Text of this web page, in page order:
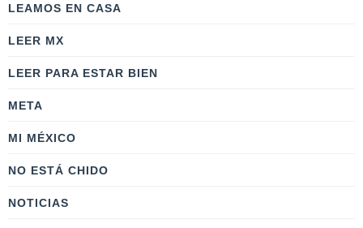
LEAMOS EN CASA
LEER MX
LEER PARA ESTAR BIEN
META
MI MÉXICO
NO ESTÁ CHIDO
NOTICIAS